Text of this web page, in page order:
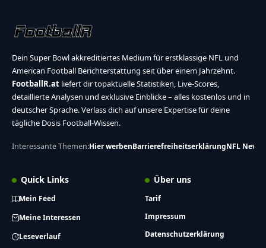
Dein Super Bowl akkreditiertes Medium für erstklassige NFL und
American Football Berichterstattung seit über einem Jahrzehnt.
FootballR.at liefert dir topaktuelle Statistiken, Live-Scores,
detaillierte Analysen und exklusive Einblicke – alles kostenlos und in
deutscher Sprache. Verlass dich auf unsere Expertise für deine
tägliche Dosis Football-Wissen.
Interessante Themen:Hier werbenBarrierefreiheitserklärungNFL News
Quick Links
Mein Feed
Meine Interessen
Leseverlauf
Über uns
Tarif
Impressum
Datenschutzerklärung